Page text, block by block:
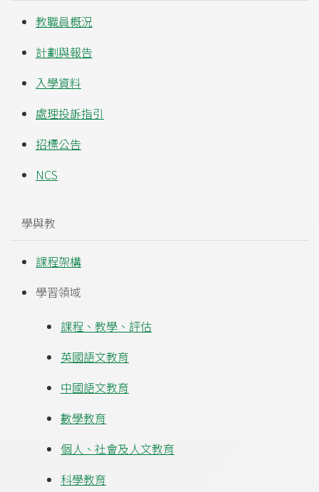
教職員概況
計劃與報告
入學資料
處理投訴指引
招標公告
NCS
學與教
課程架構
學習領域
課程、教學、評估
英國語文教育
中國語文教育
數學教育
個人、社會及人文教育
科學教育